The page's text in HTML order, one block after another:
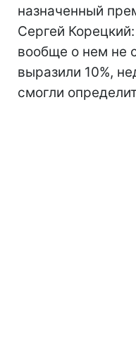
назначенный
Сергей
вообще о нем не
выразили 10%,
смогли